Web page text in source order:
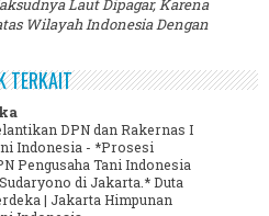
Laut Dipagar, Karena
Wilayah Indonesia Dengan
TERKAIT
DPN dan Rakernas I
Indonesia - *Prosesi
Pengusaha Tani Indonesia
di Jakarta.* Duta
| Jakarta Himpunan